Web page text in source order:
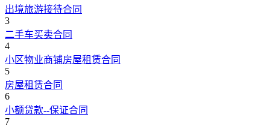
出境旅游接待合同
3
二手车买卖合同
4
小区物业商铺房屋租赁合同
5
房屋租赁合同
6
小额贷款--保证合同
7